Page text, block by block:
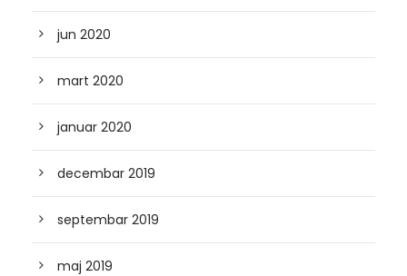
jun 2020
mart 2020
januar 2020
decembar 2019
septembar 2019
maj 2019